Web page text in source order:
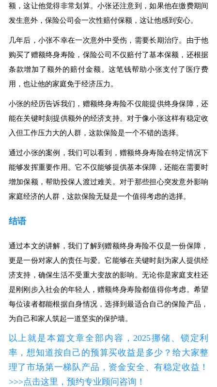
额，这让他觉得非常划算。小张还注意到，如果他在缴费期间
发生意外，保险公司会一次性赔付保额，这让他感到安心。
几年后，小张不幸在一次意外中受伤，需要长期治疗。由于他
购买了赠额终身寿险，保险公司不仅赔付了基本保额，还根据
条款增加了额外的赔付金额。这笔钱帮助小张支付了医疗费
用，也让他的家庭免于经济压力。
小张的经历告诉我们，赠额终身寿险不仅能提供终身保障，还
能在关键时刻提供额外的经济支持。对于像小张这样有稳定收
入但工作压力大的人群，这款保险是一个不错的选择。
通过小张的案例，我们可以看到，赠额终身寿险在特定情况下
能够发挥重要作用。它不仅能够提供基本保障，还能在需要时
增加保额，帮助投保人渡过难关。对于那些担心突发意外影响
家庭经济的人群，这款保险无疑是一个值得考虑的选择。
结语
通过本文的讲解，我们了解到赠额终身寿险不仅是一份保障，
更是一份对家人的责任与爱。它能够在关键时刻为家人提供经
济支持，确保生活不受重大变故的影响。无论你是家庭支柱还
是刚刚步入社会的年轻人，赠额终身寿险都值得你考虑。希望
每位读者都能根据自身情况，选择到最适合自己的保险产品，
为自己和家人筑起一道坚实的保护墙。
以上就是本篇文章全部内容，2025挪储、锁定利
率，想知道按自己的预算买收益是多少？给大家整
理了市场第一梯队产品，资金安全、有稳定收益！
>>>点击这里，预约专业顾问咨询！